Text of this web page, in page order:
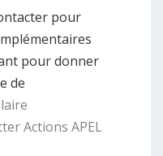
pour
pour donner
de
Actions APEL